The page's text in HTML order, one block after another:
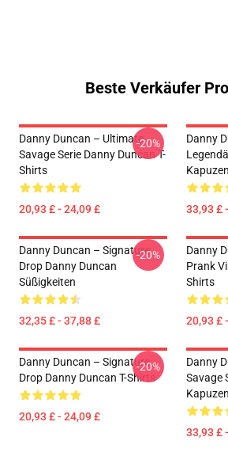
Beste Verkäufer
Danny Duncan – Ultimate
Savage Serie Danny Duncan T-
Shirts
20,93 £ - 24,09 £
-20%
Danny
Kapuzen
33,93 £
Danny Duncan – Signature
Drop Danny Duncan
Süßigkeiten
32,35 £ - 37,88 £
-20%
Danny
Prank
Shirts
20,93 £
Danny Duncan – Signature
Drop Danny Duncan T-Shirts
20,93 £ - 24,09 £
-20%
Danny
Savage
Kapuzen
33,93 £